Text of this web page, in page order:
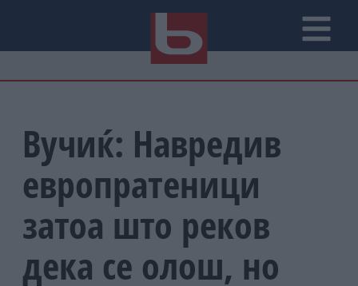
Вучиќ: Навредив
европратеници
затоа што реков
дека се олош, но